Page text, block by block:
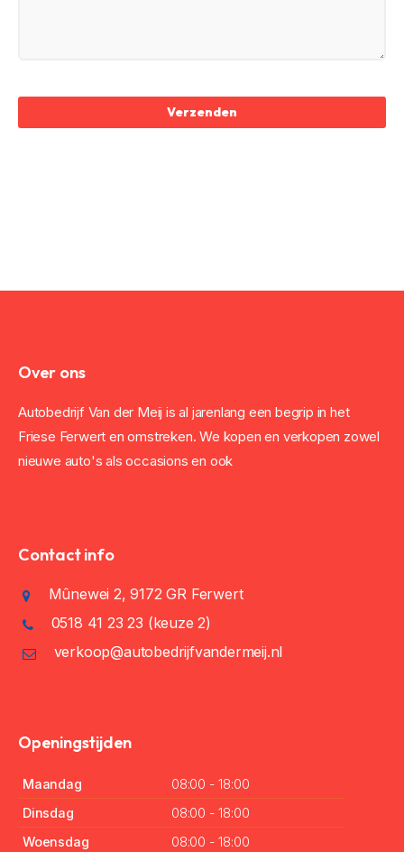
Verzenden
Over ons
Autobedrijf Van der Meij is al jarenlang een begrip in het
Friese Ferwert en omstreken. We kopen en verkopen zowel
nieuwe auto's als occasions en ook
Contact info
Mûnewei 2, 9172 GR Ferwert
0518 41 23 23 (keuze 2)
verkoop@autobedrijfvandermeij.nl
Openingstijden
Maandag
08:00 - 18:00
Dinsdag
08:00 - 18:00
Woensdag
08:00 - 18:00